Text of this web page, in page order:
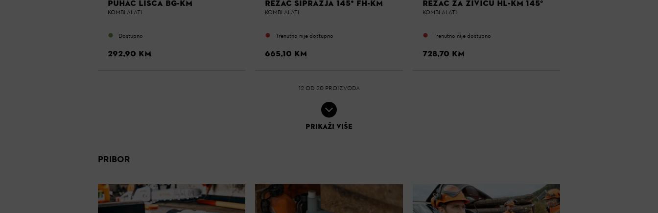
PUHAČ LIŠĆA BG-KM
KOMBI ALATI
Dostupno
292,90 KM
REZAČ ŠIPRAŽJA 145* FH-KM
KOMBI ALATI
Trenutno nije dostupno
665,10 KM
REZAČ ZA ŽIVICU HL-KM 145°
KOMBI ALATI
Trenutno nije dostupno
728,70 KM
12 OD 20 PROIZVODA
PRIKAŽI VIŠE
PRIBOR